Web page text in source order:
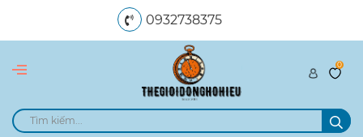
0932738375
dangngocle89@gmail.com
0